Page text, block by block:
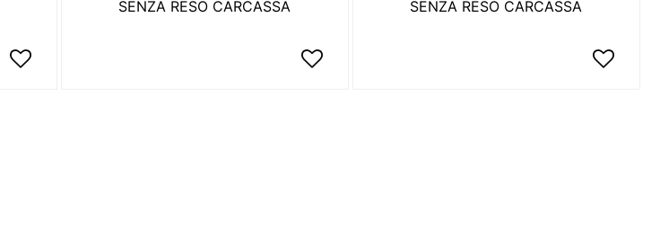
SENZA RESO CARCASSA SENZA RESO CARCASSA